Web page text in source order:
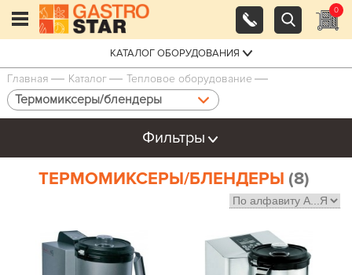
0
КАТАЛОГ ОБОРУДОВАНИЯ
Главная Каталог Тепловое оборудование
Термомиксеры/блендеры
Фильтры
ТЕРМОМИКСЕРЫ/БЛЕНДЕРЫ (8)